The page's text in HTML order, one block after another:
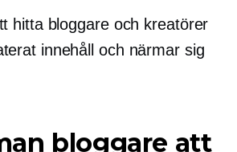
hitta bloggare och kreatörer
innehåll och närmar sig
bloggare att